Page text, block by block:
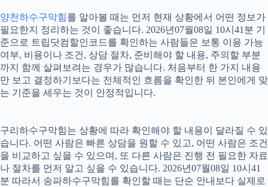
양천하수구막힘를 알아볼 때는 먼저 현재 상황에서 어떤 정보가
필요한지 정리하는 것이 좋습니다. 2026년07월08일 10시41분 기
준으로 트립닷컴할인코드를 확인하는 사람들은 보통 이용 가능
여부, 비용이나 조건, 상담 절차, 준비해야 할 내용, 주의할 부분
까지 함께 살펴보려는 경우가 많습니다. 처음부터 한 가지 내용
만 보고 결정하기보다는 전체적인 흐름을 확인한 뒤 본인에게 맞
는 기준을 세우는 것이 안정적입니다.
구리하수구막힘는 상황에 따라 확인해야 할 내용이 달라질 수 있
습니다. 어떤 사람은 빠른 상담을 원할 수 있고, 어떤 사람은 조건
을 비교하고 싶을 수 있으며, 또 다른 사람은 진행 전 필요한 자료
나 절차를 먼저 알고 싶을 수 있습니다. 2026년07월08일 10시41
분 따라서 송파하수구막힘를 확인할 때는 단순 안내보다 실제로